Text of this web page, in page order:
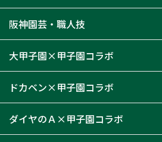
阪神園芸・職人技
大甲子園×甲子園コラボ
ドカベン×甲子園コラボ
ダイヤのＡ×甲子園コラボ